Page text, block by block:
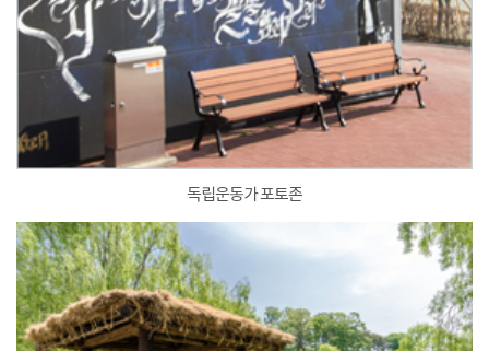
독립운동가 포토존